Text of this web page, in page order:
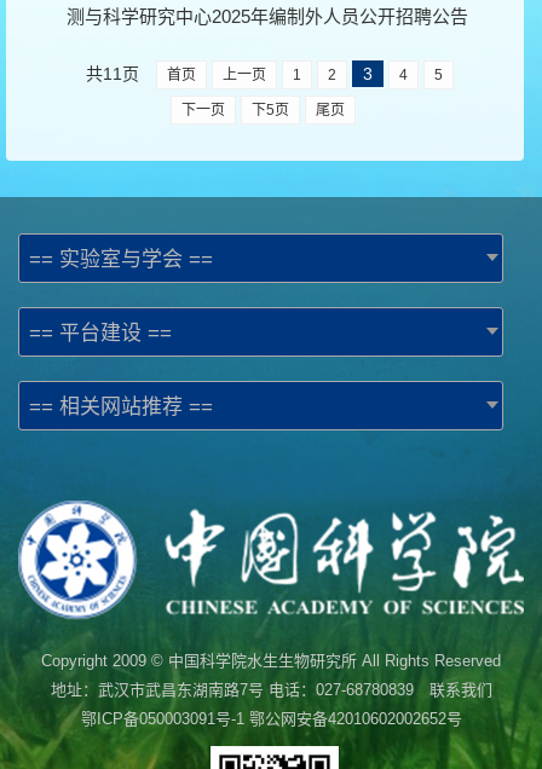
测与科学研究中心2025年编制外人员公开招聘公告
共11页 首页 上一页 1 2 3 4 5
下一页 下5页 尾页
== 实验室与学会 ==
== 平台建设 ==
== 相关网站推荐 ==
Copyright 2009 © 中国科学院水生生物研究所 All Rights Reserved
地址：武汉市武昌东湖南路7号 电话：027-68780839 联系我们
鄂ICP备050003091号-1鄂公网安备42010602002652号